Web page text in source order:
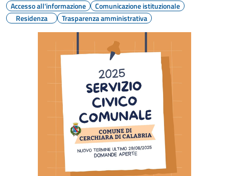
Accesso all'informazione
Comunicazione istituzionale
Residenza
Trasparenza amministrativa